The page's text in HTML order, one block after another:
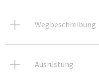
Wegbeschreibung
Ausrüstung